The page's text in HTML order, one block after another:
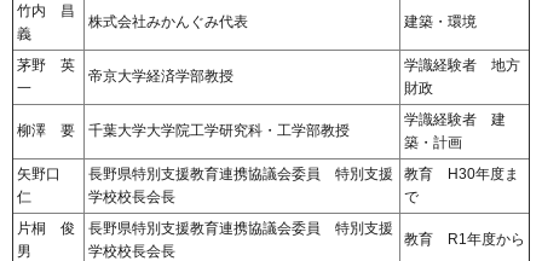
竹内 昌
義
株式会社みかんぐみ代表 建築・環境
茅野 英
一
帝京大学経済学部教授
学識経験者 地方
財政
柳澤 要 千葉大学大学院工学研究科・工学部教授
学識経験者 建
築・計画
矢野口
仁
長野県特別支援教育連携協議会委員 特別支援
学校校長会長
教育 H30年度ま
で
片桐 俊
男
長野県特別支援教育連携協議会委員 特別支援
学校校長会長
教育 R1年度から